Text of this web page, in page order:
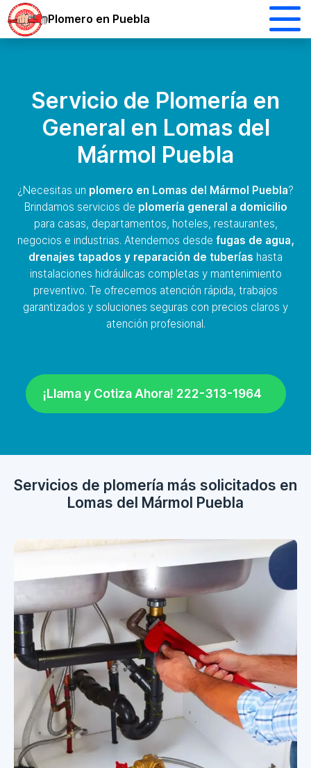
Plomero en Puebla
Servicio de Plomería en
General en Lomas del
Mármol Puebla
¿Necesitas un plomero en Lomas del Mármol Puebla?
Brindamos servicios de plomería general a domicilio
para casas, departamentos, hoteles, restaurantes,
negocios e industrias. Atendemos desde fugas de agua,
drenajes tapados y reparación de tuberías hasta
instalaciones hidráulicas completas y mantenimiento
preventivo. Te ofrecemos atención rápida, trabajos
garantizados y soluciones seguras con precios claros y
atención profesional.
¡Llama y Cotiza Ahora! 222-313-1964
Servicios de plomería más solicitados en
Lomas del Mármol Puebla